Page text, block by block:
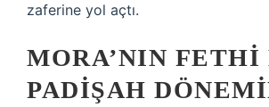
zaferine yol açtı.
MORA’NIN FETHI
PADIŞAH